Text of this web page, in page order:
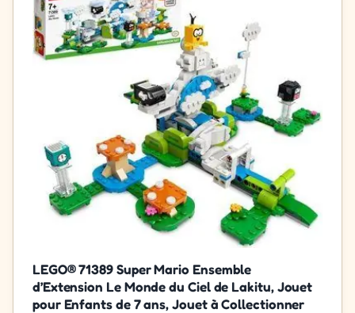
LEGO® 71389 Super Mario Ensemble
d’Extension Le Monde du Ciel de Lakitu, Jouet
pour Enfants de 7 ans, Jouet à Collectionner